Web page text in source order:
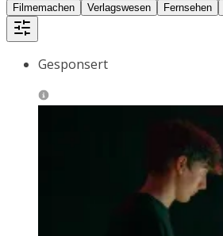
Filmemachen
Verlagswesen Fernsehen
Gesponsert